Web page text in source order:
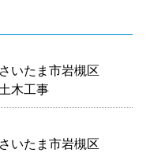
いたま市岩槻区
木工事
いたま市岩槻区